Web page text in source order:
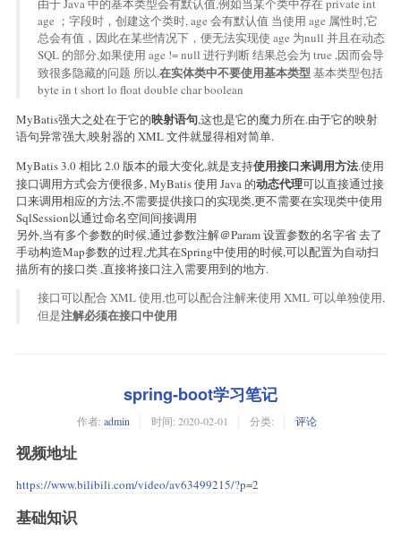
由于 Java 中的基本类型会有默认值,例如当某个类中存在 private int
age ；字段时，创建这个类时, age 会有默认值 当使用 age 属性时,它
总会有值，因此在某些情况下，便无法实现使 age 为null 并且在动态
SQL 的部分,如果使用 age != null 进行判断 结果总会为 true ,因而会导
致很多隐藏的问题 所以,在实体类中不要使用基本类型 基本类型包括
byte in t short lo float double char boolean
MyBatis强大之处在于它的映射语句,这也是它的魔力所在.由于它的映射
语句异常强大,映射器的 XML 文件就显得相对简单.
MyBatis 3.0 相比 2.0 版本的最大变化,就是支持使用接口来调用方法.使用
接口调用方式会方便很多, MyBatis 使用 Java 的动态代理可以直接通过接
口来调用相应的方法,不需要提供接口的实现类,更不需要在实现类中使用
SqlSession以通过命名空间间接调用
另外,当有多个参数的时候,通过参数注解＠Param 设置参数的名字省 去了
手动构造Map参数的过程,尤其在Spring中使用的时候,可以配置为自动扫
描所有的接口类 ,直接将接口注入需要用到的地方.
接口可以配合 XML 使用,也可以配合注解来使用 XML 可以单独使用,
但是注解必须在接口中使用
spring-boot学习笔记
作者: admin 时间: 2020-02-01 分类: 评论
视频地址
https://www.bilibili.com/video/av63499215/?p=2
基础知识